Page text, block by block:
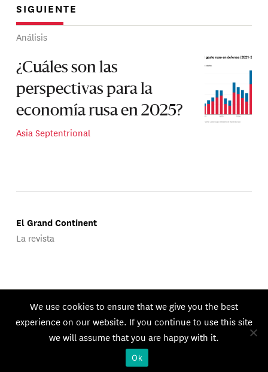
SIGUIENTE
Análisis
¿Cuáles son las
perspectivas para la
economía rusa en 2025?
Asia Septentrional
El Grand Continent
La revista
© 2026 GEG. Todos los derechos reservados.
We use cookies to ensure that we give you the best
experience on our website. If you continue to use this site
we will assume that you are happy with it.
Ok